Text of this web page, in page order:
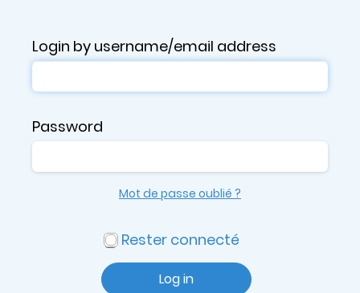
Login by username/email address
Password
Rester connecté
Log in
Mot de passe oublié ?